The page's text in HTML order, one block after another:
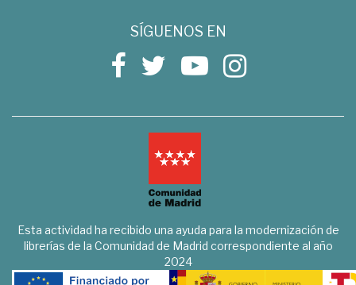
SÍGUENOS EN
Esta actividad ha recibido una ayuda para la modernización de
librerías de la Comunidad de Madrid correspondiente al año
2024